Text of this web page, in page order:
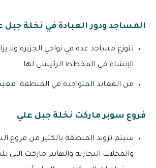
المساجد ودور العبادة في نخلة جبل
تتوزع مساجد عدة في نواحي الجزيرة ولا
الإنشاء في المخطط الرئيسي لها.
من المعابد المتواجدة في المنطقة: معبد
فروع سوبر ماركت نخلة جبل علي
سيتم تزويد المنطقة بالكثير من فروع
والمحلات التجارية والهايبر ماركت التي